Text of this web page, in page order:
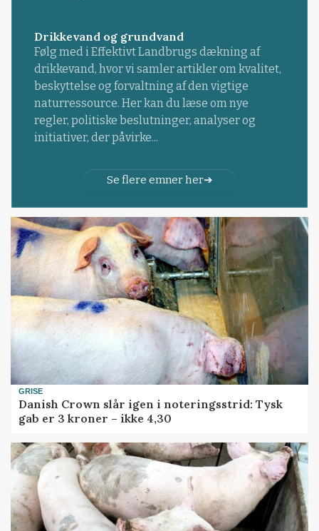
Drikkevand og grundvand
Følg med i Effektivt Landbrugs dækning af
drikkevand, hvor vi samler artikler om kvalitet,
beskyttelse og forvaltning af den vigtige
naturressource. Her kan du læse om nye
regler, politiske beslutninger, analyser og
initiativer, der påvirke...
Se flere emner her
GRISE
Danish Crown slår igen i noteringsstrid: Tysk
gab er 3 kroner – ikke 4,30